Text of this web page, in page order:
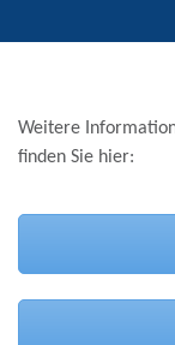
Weitere
finden Sie hier: